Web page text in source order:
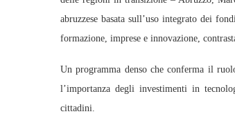
abruzzese basata sull’uso integrato dei
formazione, imprese e innovazione,
Un programma denso che conferma il
l’importanza degli investimenti in
cittadini.